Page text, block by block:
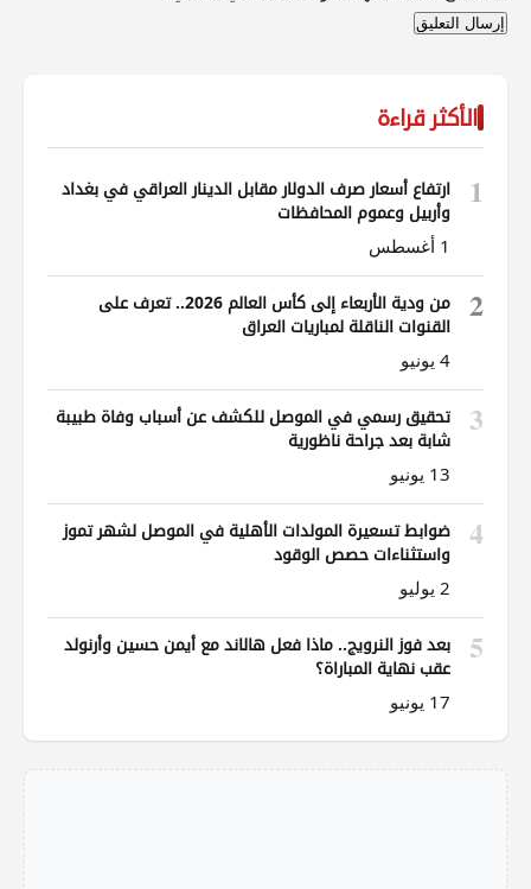
الأكثر قراءة
1
ارتفاع أسعار صرف الدولار مقابل الدينار العراقي في بغداد
وأربيل وعموم المحافظات
1 أغسطس
2
من ودية الأربعاء إلى كأس العالم 2026.. تعرف على
القنوات الناقلة لمباريات العراق
4 يونيو
3
تحقيق رسمي في الموصل للكشف عن أسباب وفاة طبيبة
شابة بعد جراحة ناظورية
13 يونيو
4
ضوابط تسعيرة المولدات الأهلية في الموصل لشهر تموز
واستثناءات حصص الوقود
2 يوليو
5
بعد فوز النرويج.. ماذا فعل هالاند مع أيمن حسين وأرنولد
عقب نهاية المباراة؟
17 يونيو